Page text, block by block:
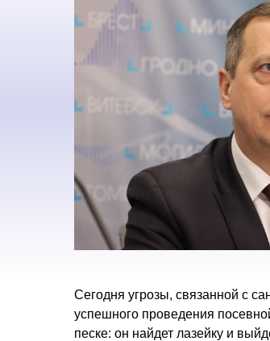
Сегодня угрозы, связанной с
успешного проведения
песке: он найдет лазейку и